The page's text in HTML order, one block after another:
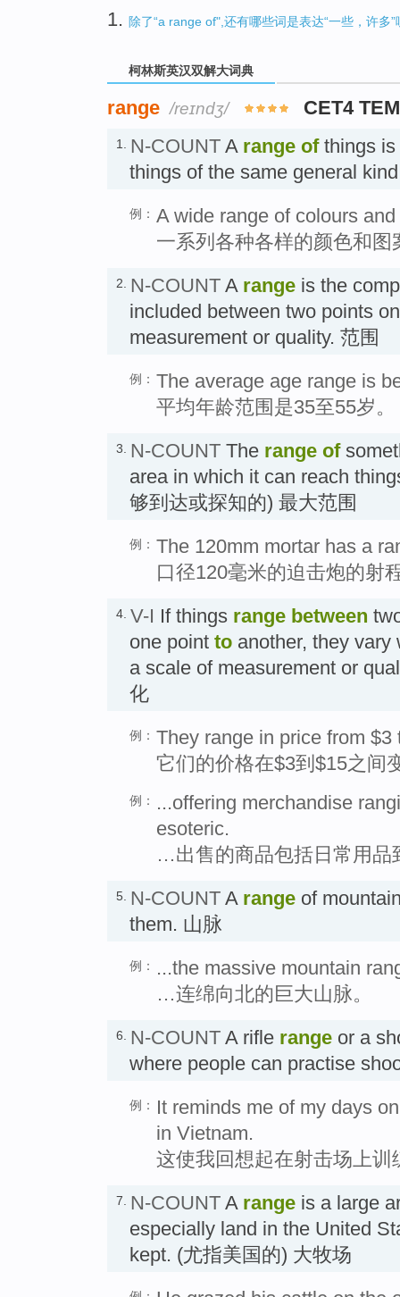
1. 除了“a range of",还有哪些词是表达“一些，许多”
柯林斯英汉双解大词典
range /reɪndʒ/ CET4
1. N-COUNT A range ofthings is
things of the same general
例： A wide range of colours
一系列各种各样的颜色和图
2. N-COUNT A range is the
included between two points
measurement or quality. 范围
例： The average age range is
平均年龄范围是35至55岁。
3. N-COUNT The range of
area in which it can reach
够到达或探知的) 最大范围
例： The 120mm mortar has a
口径120毫米的迫击炮的射
4. V-I If things range between
one point to another, they vary
a scale of measurement or
化
例： They range in price from $3
它们的价格在$3到$15之间
例：
...offering merchandise
esoteric.
…出售的商品包括日常用品
5. N-COUNT A range of
them. 山脉
例：
...the massive mountain
…连绵向北的巨大山脉。
6. N-COUNT A rifle range or a
where people can practise
例：
It reminds me of my days
in Vietnam.
这使我回想起在射击场上
7. N-COUNT A range is a large
especially land in the United
kept. (尤指美国的) 大牧场